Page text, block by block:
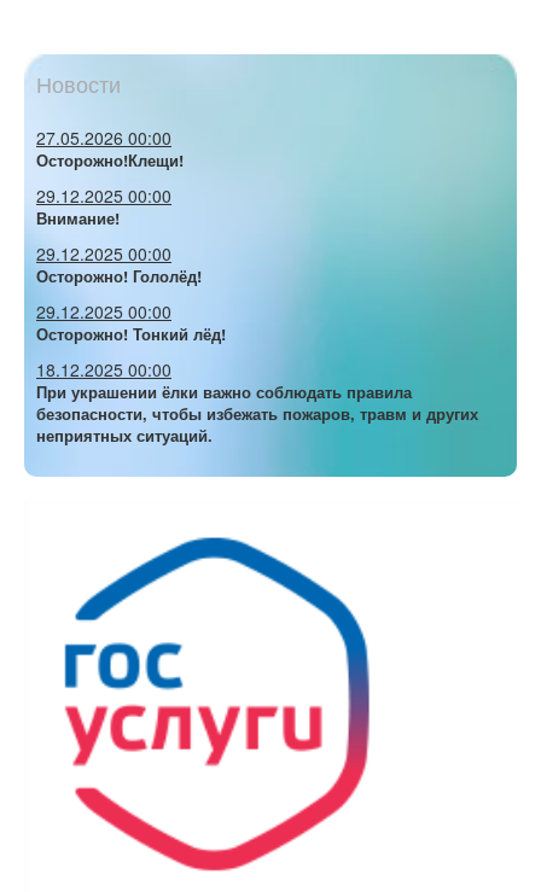
Новости
27.05.2026 00:00
Осторожно!Клещи!
29.12.2025 00:00
Внимание!
29.12.2025 00:00
Осторожно! Гололёд!
29.12.2025 00:00
Осторожно! Тонкий лёд!
18.12.2025 00:00
При украшении ёлки важно соблюдать правила
безопасности, чтобы избежать пожаров, травм и других
неприятных ситуаций.